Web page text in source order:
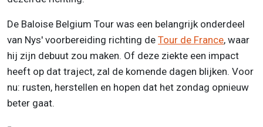
De Baloise Belgium Tour was een belangrijk onderdeel
van Nys' voorbereiding richting de Tour de France, waar
hij zijn debuut zou maken. Of deze ziekte een impact
heeft op dat traject, zal de komende dagen blijken. Voor
nu: rusten, herstellen en hopen dat het zondag opnieuw
beter gaat.